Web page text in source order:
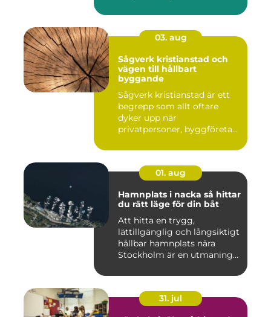
03. aug
Sågverk kristianstad och
vägen till hållbart
byggande
Sågverk kristianstad är ett
begrepp som allt oftare
dyker upp när
privatpersoner, byggföretag
01. aug
Hamnplats i nacka så hittar
du rätt läge för din båt
Att hitta en trygg,
lättillgänglig och långsiktigt
hållbar hamnplats nära
Stockholm är en utmaning
31. jul